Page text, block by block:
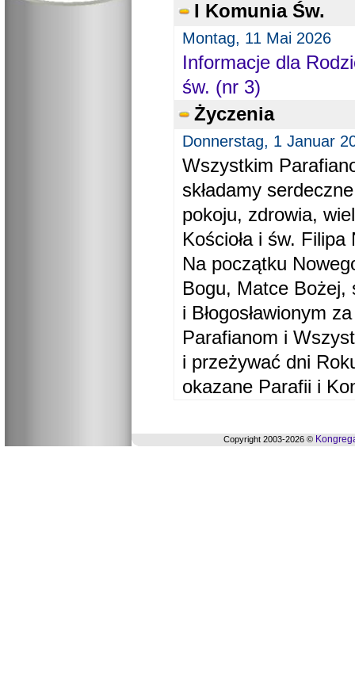
I Komunia Św.
Montag, 11 Mai 2026
Informacje dla
św. (nr 3)
Życzenia
Donnerstag, 1 Januar
Wszystkim
składamy
pokoju, zdrowia,
Kościoła i św. Filipa
Na początku
Bogu, Matce Bożej,
i Błogosławionym
Parafianom i
i przeżywać dni
okazane Parafii i
Copyright 2003-2026 ©